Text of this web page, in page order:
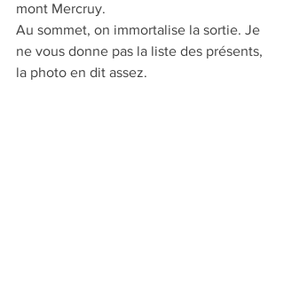
mont Mercruy.
Au sommet, on immortalise la sortie. Je
ne vous donne pas la liste des présents,
la photo en dit assez.